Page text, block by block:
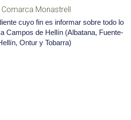
cuyo fin es informar sobre todo lo
Campos de Hellín (Albatana, Fuente-
Ontur y Tobarra)